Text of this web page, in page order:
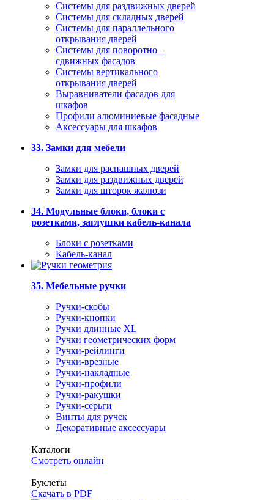
Системы для раздвижных дверей
Системы для складных дверей
Системы для параллельного
открывания дверей
Системы для поворотно –
сдвижных фасадов
Системы вертикального
открывания дверей
Выравниватели фасадов для
шкафов
Профили алюминиевые фасадные
Аксессуары для шкафов
33. Замки для мебели
Замки для распашных дверей
Замки для раздвижных дверей
Замки для шторок жалюзи
34. Модульные блоки, блоки с
розетками, заглушки кабель-канала
Блоки с розетками
Кабель-канал
35. Мебельные ручки
Ручки-скобы
Ручки-кнопки
Ручки длинные XL
Ручки геометрических форм
Ручки-рейлинги
Ручки-врезные
Ручки-накладные
Ручки-профили
Ручки-ракушки
Ручки-серьги
Винты для ручек
Декоративные аксессуары
Каталоги
Смотреть онлайн
Буклеты
Скачать в PDF